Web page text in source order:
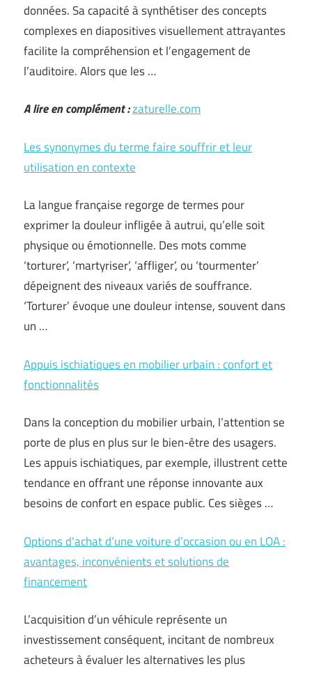
données. Sa capacité à synthétiser des concepts
complexes en diapositives visuellement attrayantes
facilite la compréhension et l’engagement de
l’auditoire. Alors que les …
A lire en complément :zaturelle.com
Les synonymes du terme faire souffrir et leur
utilisation en contexte
La langue française regorge de termes pour
exprimer la douleur infligée à autrui, qu’elle soit
physique ou émotionnelle. Des mots comme
‘torturer’, ‘martyriser’, ‘affliger’, ou ‘tourmenter’
dépeignent des niveaux variés de souffrance.
‘Torturer’ évoque une douleur intense, souvent dans
un …
Appuis ischiatiques en mobilier urbain : confort et
fonctionnalités
Dans la conception du mobilier urbain, l’attention se
porte de plus en plus sur le bien-être des usagers.
Les appuis ischiatiques, par exemple, illustrent cette
tendance en offrant une réponse innovante aux
besoins de confort en espace public. Ces sièges …
Options d’achat d’une voiture d’occasion ou en LOA :
avantages, inconvénients et solutions de
financement
L’acquisition d’un véhicule représente un
investissement conséquent, incitant de nombreux
acheteurs à évaluer les alternatives les plus